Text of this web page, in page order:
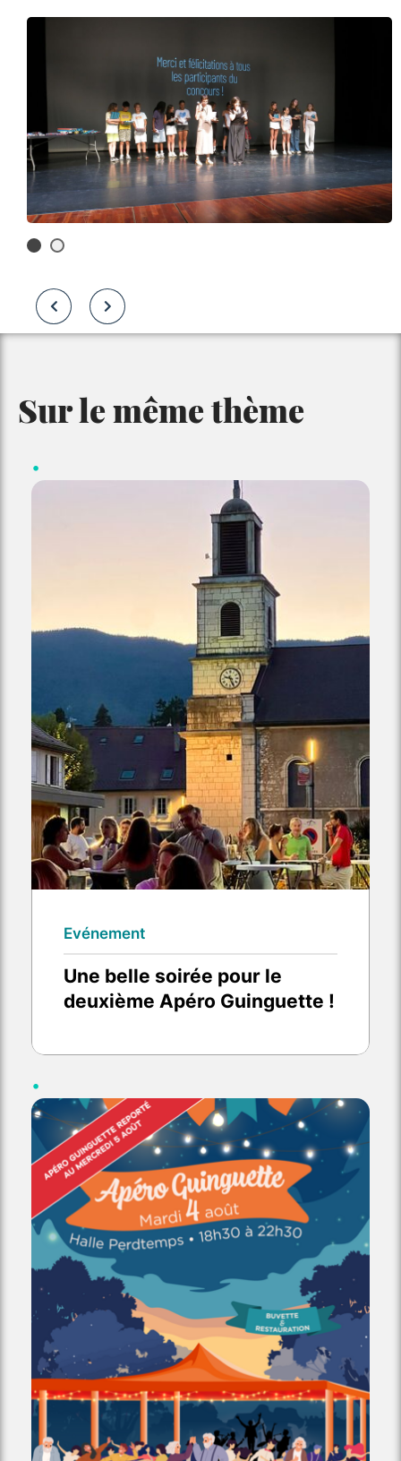
Sur le même thème
Evénement
Une belle soirée pour le
deuxième Apéro Guinguette !